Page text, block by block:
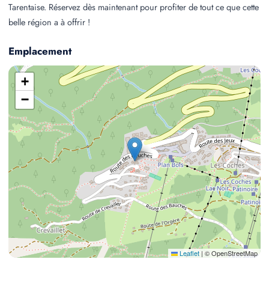
Tarentaise. Réservez dès maintenant pour profiter de tout ce que cette
belle région a à offrir !
Emplacement
+
−
Leaflet | © OpenStreetMap